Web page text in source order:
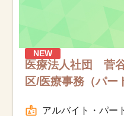
NEW
医療法人社団 菅
区/医療事務（パー
アルバイト・パー